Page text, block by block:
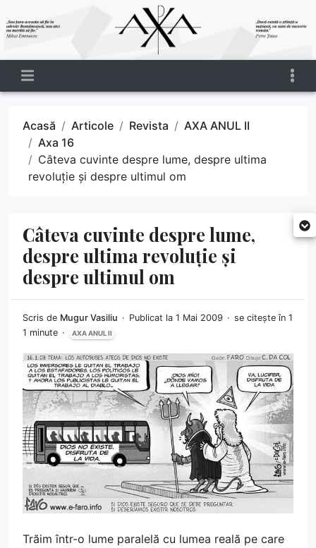
Acasă Articole Revista
AXA ANUL II
Axa 16
Câteva cuvinte despre lume, despre ultima
revoluție și despre ultimul om
Câteva cuvinte despre lume,
despre ultima revoluție și
despre ultimul om
Scris de Mugur Vasiliu Publicat la 1 Mai 2009
se citește în 1
1 minute
AXA ANUL II
Trăim într-o lume paralelă cu lumea reală pe care